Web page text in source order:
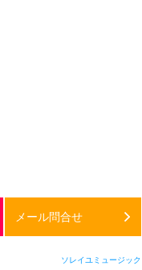
メール問合せ
ソレイユミュージック